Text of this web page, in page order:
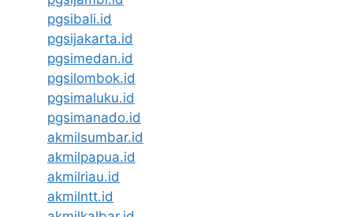
pgsibali.id
pgsijakarta.id
pgsimedan.id
pgsilombok.id
pgsimaluku.id
pgsimanado.id
akmilsumbar.id
akmilpapua.id
akmilriau.id
akmilntt.id